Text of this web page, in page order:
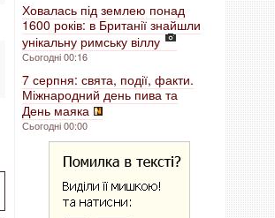
Ховалась під землею понад
1600 років: в Британії знайшли
унікальну римську віллу
Сьогодні 00:16
7 серпня: свята, події, факти.
Міжнародний день пива та
День маяка
Сьогодні 00:00